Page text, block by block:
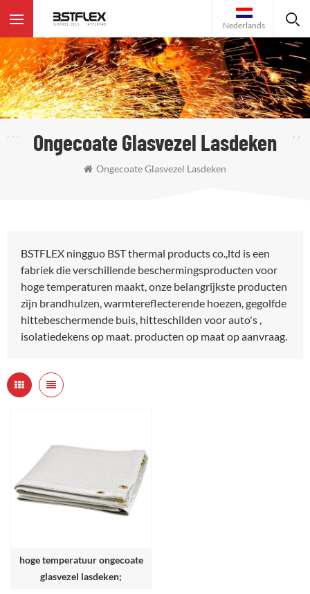
Nederlands
Ongecoate Glasvezel Lasdeken
Ongecoate Glasvezel Lasdeken
BSTFLEX ningguo BST thermal products co.,ltd is een
fabriek die verschillende beschermingsproducten voor
hoge temperaturen maakt, onze belangrijkste producten
zijn brandhulzen, warmtereflecterende hoezen, gegolfde
hittebeschermende buis, hitteschilden voor auto's ,
isolatiedekens op maat. producten op maat op aanvraag.
hoge temperatuur ongecoate
glasvezel lasdeken;